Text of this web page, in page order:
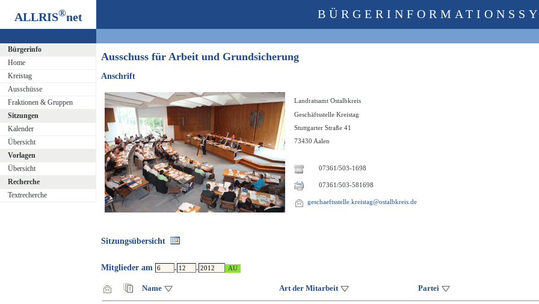
ALLRIS®net
Bürgerinfo
Home
Kreistag
Ausschüsse
Fraktionen & Gruppen
Sitzungen
Kalender
Übersicht
Vorlagen
Übersicht
Recherche
Textrecherche
Ausschuss für Arbeit und Grundsicherung
Anschrift
Landratsamt Ostalbkreis
Geschäftsstelle Kreistag
Stuttgarter Straße 41
73430 Aalen
07361/503-1698
07361/503-581698
geschaeftsstelle.kreistag@ostalbkreis.de
Sitzungsübersicht
Mitglieder am . .
Name Art der Mitarbeit Partei